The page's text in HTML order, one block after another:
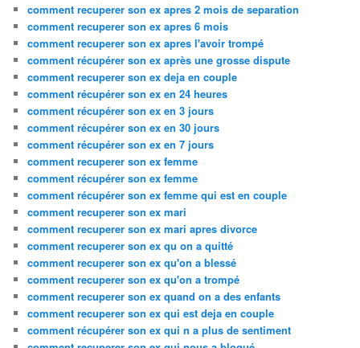
comment recuperer son ex apres 2 mois de separation
comment recuperer son ex apres 6 mois
comment recuperer son ex apres l'avoir trompé
comment récupérer son ex après une grosse dispute
comment recuperer son ex deja en couple
comment récupérer son ex en 24 heures
comment récupérer son ex en 3 jours
comment récupérer son ex en 30 jours
comment récupérer son ex en 7 jours
comment recuperer son ex femme
comment récupérer son ex femme
comment récupérer son ex femme qui est en couple
comment recuperer son ex mari
comment recuperer son ex mari apres divorce
comment recuperer son ex qu on a quitté
comment recuperer son ex qu'on a blessé
comment recuperer son ex qu'on a trompé
comment recuperer son ex quand on a des enfants
comment recuperer son ex qui est deja en couple
comment récupérer son ex qui n a plus de sentiment